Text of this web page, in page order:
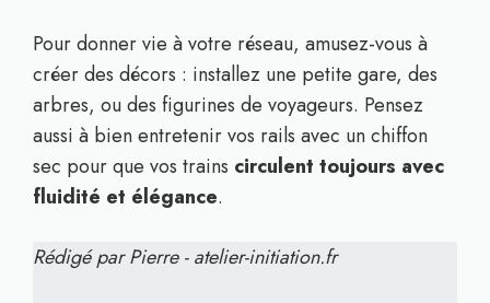
Pour donner vie à votre réseau, amusez-vous à
créer des décors : installez une petite gare, des
arbres, ou des figurines de voyageurs. Pensez
aussi à bien entretenir vos rails avec un chiffon
sec pour que vos trains circulent toujours avec
fluidité et élégance.
Rédigé par Pierre - atelier-initiation.fr